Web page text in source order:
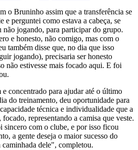
o Bruninho assim que a transferência se
e perguntei como estava a cabeça, se
não jogando, para participar do grupo.
e honesto, não comigo, mas com o
também disse que, no dia que isso
jogando), precisaria ser honesto
não estivesse mais focado aqui. E foi
e concentrado para ajudar até o último
do treinamento, deu oportunidade para
técnica e individualidade que a
representando a camisa que veste.
com o clube, e por isso ficou
a gente deseja o maior sucesso do
dele", completou.